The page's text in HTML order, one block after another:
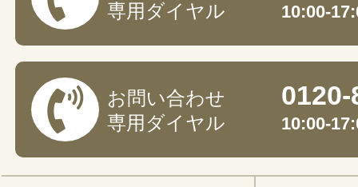
専用ダイヤル
10:00-
お問い合わせ
専用ダイヤル
10:00-